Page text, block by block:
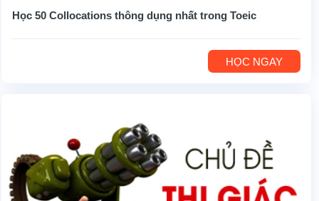
Học 50 Collocations thông dụng nhất trong Toeic
HỌC NGAY